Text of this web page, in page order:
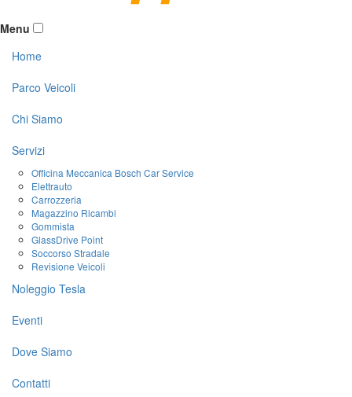
Menu
Home
Parco Veicoli
Chi Siamo
Servizi
Officina Meccanica Bosch Car Service
Elettrauto
Carrozzeria
Magazzino Ricambi
Gommista
GlassDrive Point
Soccorso Stradale
Revisione Veicoli
Noleggio Tesla
Eventi
Dove Siamo
Contatti